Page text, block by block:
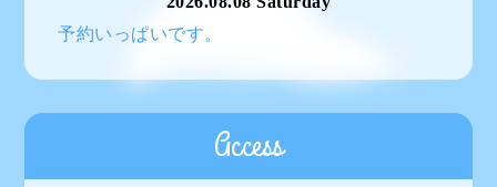
予約いっぱいです。
Access